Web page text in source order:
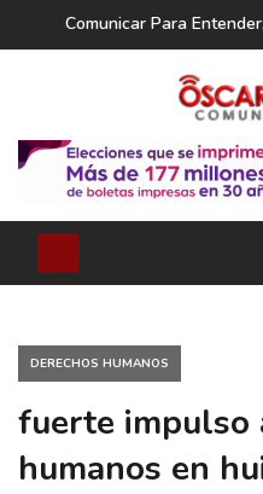
Comunicar Para
DERECHOS HUMANOS
fuerte impulso
humanos en